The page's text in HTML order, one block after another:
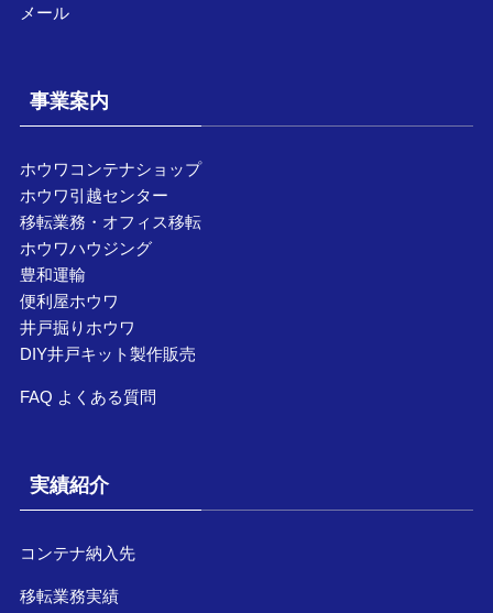
メール
事業案内
ホウワコンテナショップ
ホウワ引越センター
移転業務・オフィス移転
ホウワハウジング
豊和運輸
便利屋ホウワ
井戸掘りホウワ
DIY井戸キット製作販売
FAQ よくある質問
実績紹介
コンテナ納入先
移転業務実績